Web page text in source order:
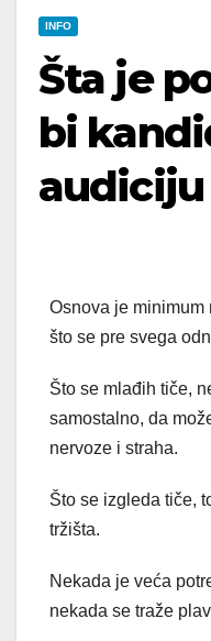
INFO
Šta je
bi
Osnova je
što se pre svega
Što se mlađih tiče,
samostalno, da
nervoze i straha.
Što se izgleda tiče,
tržišta.
Nekada je veća
nekada se traže